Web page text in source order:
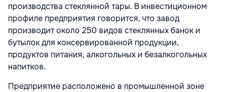
производства стеклянной тары. В инвестиционном
профиле предприятия говорится, что завод
производит около 250 видов стеклянных банок и
бутылок для консервированной продукции,
продуктов питания, алкогольных и безалкогольных
напитков.
Предприятие расположено в промышленной зоне